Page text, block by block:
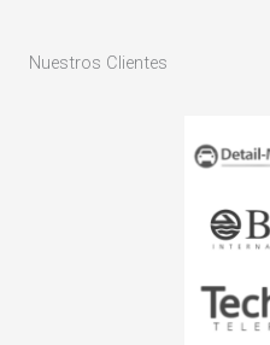
Nuestros Clientes